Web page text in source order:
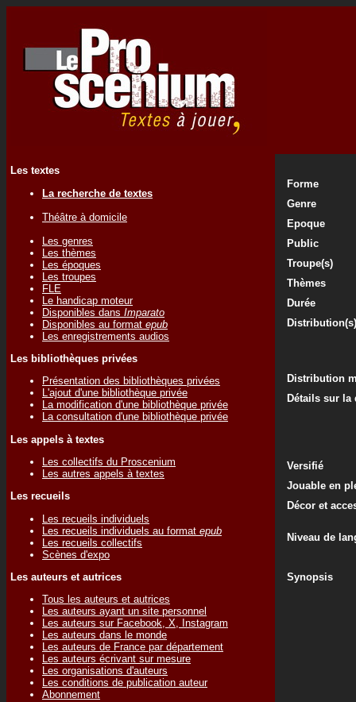
Les textes
La recherche de textes
Théâtre à domicile
Les genres
Les thèmes
Les époques
Les troupes
FLE
Le handicap moteur
Disponibles dans Imparato
Disponibles au format epub
Les enregistrements audios
Les bibliothèques privées
Présentation des bibliothèques privées
L'ajout d'une bibliothèque privée
La modification d'une bibliothèque privée
La consultation d'une bibliothèque privée
Les appels à textes
Les collectifs du Proscenium
Les autres appels à textes
Les recueils
Les recueils individuels
Les recueils individuels au format epub
Les recueils collectifs
Scènes d'expo
Les auteurs et autrices
Tous les auteurs et autrices
Les auteurs ayant un site personnel
Les auteurs sur Facebook, X, Instagram
Les auteurs dans le monde
Les auteurs de France par département
Les auteurs écrivant sur mesure
Les organisations d'auteurs
Les conditions de publication auteur
Abonnement
Forme
Genre
Epoque
Public
Troupe(s)
Thèmes
Durée
Distribution(s)
Distribution
Détails sur
Versifié
Jouable en
Décor et
Niveau de
Synopsis